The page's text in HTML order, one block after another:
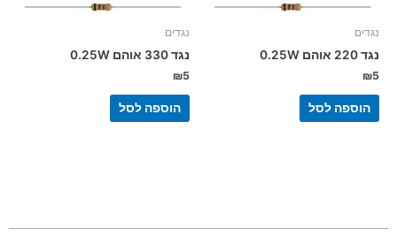
נגדים
נגד 220 אוהם 0.25W
₪5
הוספה לסל
נגדים
נגד 330 אוהם 0.25W
₪5
הוספה לסל